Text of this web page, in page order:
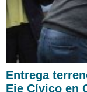
Entrega
Eje Cívico en